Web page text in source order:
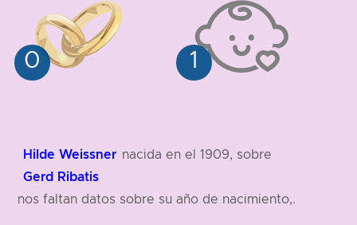
Hilde Weissner nacida en el 1909, sobre
Gerd Ribatis
nos faltan datos sobre su año de nacimiento,.